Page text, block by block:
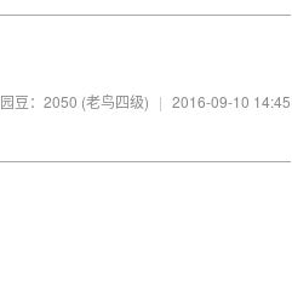
园豆：2050 (老鸟四级) | 2016-09-10 14:45